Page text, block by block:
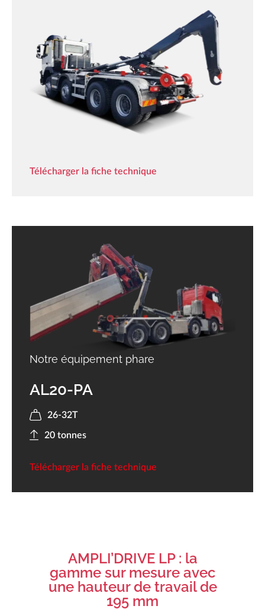
Télécharger la fiche technique
Notre équipement phare
AL20-PA
26-32T
20 tonnes
Télécharger la fiche technique
AMPLI’DRIVE LP : la
gamme sur mesure avec
une hauteur de travail de
195 mm